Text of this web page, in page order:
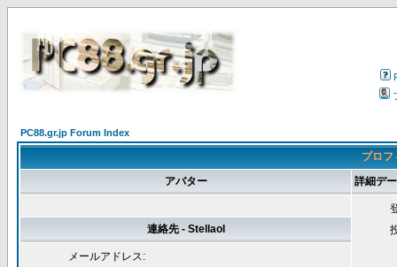
PC88.gr.jp Forum Index
プロ
アバター
詳細デ
連絡先 - Stellaol
メールアドレス: